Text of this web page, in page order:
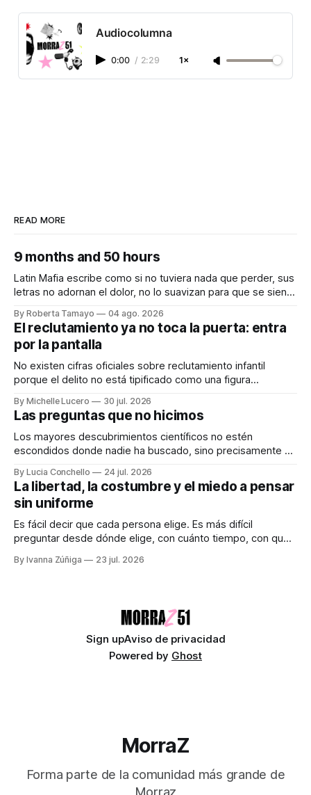
Audiocolumna
0:00 / 2:29 1×
READ MORE
9 months and 50 hours
Latin Mafia escribe como si no tuviera nada que perder, sus
letras no adornan el dolor, no lo suavizan para que se sienta
Audiocolumna0:00/231.241× Hay proyectos que se
anuncian con meses de anticipación, con teasers
calculados, con campañas para crear expectativas
By Roberta Tamayo 04 ago. 2026
El reclutamiento ya no toca la puerta: entra
por la pantalla
No existen cifras oficiales sobre reclutamiento infantil
porque el delito no está tipificado como una figura
"hola". Así de simple, así de peligroso. Las recientes
desapariciones de adolescentes en Jalisco han vuelto a
encender una alerta que desde hace años
By Michelle Lucero 30 jul. 2026
Las preguntas que no hicimos
Los mayores descubrimientos científicos no estén
escondidos donde nadie ha buscado, sino precisamente en
explorados. Audiocolumna0:00/251.761× Lo femenino
como punto ciego en la ciencia La ciencia promete una
visión objetiva de la realidad. Creemos que avanza guiada
únicamente por la
By Lucia Conchello 24 jul. 2026
La libertad, la costumbre y el miedo a pensar
sin uniforme
Es fácil decir que cada persona elige. Es más difícil
preguntar desde dónde elige, con cuánto tiempo, con qué
Audiocolumna0:00/580.5121× "Free as a Bird" - The
By Ivanna Zúñiga 23 jul. 2026
Sign upAviso de privacidad
Powered by Ghost
MorraZ
Forma parte de la comunidad más grande de